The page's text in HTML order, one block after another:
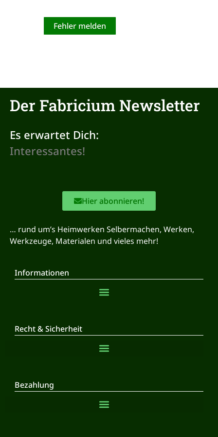
Fehler melden
Der Fabricium Newsletter
Es erwartet Dich:
Hier abonnieren!
… rund um’s Heimwerken Selbermachen, Werken,
Werkzeuge, Materialen und vieles mehr!
Informationen
Recht & Sicherheit
Bezahlung